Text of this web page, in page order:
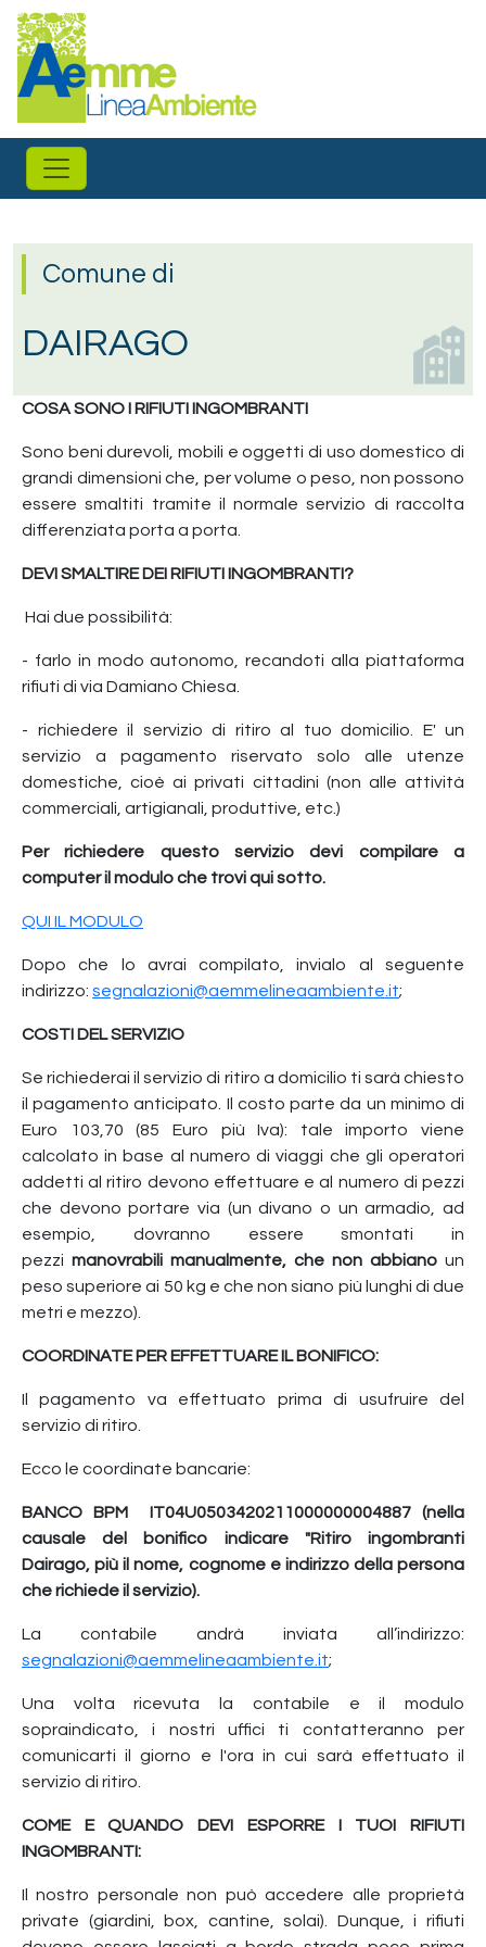
Salta al contenuto principale
Comune di
DAIRAGO
COSA SONO I RIFIUTI INGOMBRANTI
Sono beni durevoli, mobili e oggetti di uso domestico di
grandi dimensioni che, per volume o peso, non possono
essere smaltiti tramite il normale servizio di raccolta
differenziata porta a porta.
DEVI SMALTIRE DEI RIFIUTI INGOMBRANTI?
Hai due possibilità:
- farlo in modo autonomo, recandoti alla piattaforma
rifiuti di via Damiano Chiesa.
- richiedere il servizio di ritiro al tuo domicilio. E' un
servizio a pagamento riservato solo alle utenze
domestiche, cioè ai privati cittadini (non alle attività
commerciali, artigianali, produttive, etc.)
Per richiedere questo servizio devi compilare a
computer il modulo che trovi qui sotto.
QUI IL MODULO
Dopo che lo avrai compilato, invialo al seguente
indirizzo: segnalazioni@aemmelineaambiente.it;
COSTI DEL SERVIZIO
Se richiederai il servizio di ritiro a domicilio ti sarà chiesto
il pagamento anticipato. Il costo parte da un minimo di
Euro 103,70 (85 Euro più Iva): tale importo viene
calcolato in base al numero di viaggi che gli operatori
addetti al ritiro devono effettuare e al numero di pezzi
che devono portare via (un divano o un armadio, ad
esempio, dovranno essere smontati in
pezzi manovrabili manualmente, che non abbiano un
peso superiore ai 50 kg e che non siano più lunghi di due
metri e mezzo).
COORDINATE PER EFFETTUARE IL BONIFICO:
Il pagamento va effettuato prima di usufruire del
servizio di ritiro.
Ecco le coordinate bancarie:
BANCO BPM IT04U0503420211000000004887 (nella
causale del bonifico indicare "Ritiro ingombranti
Dairago, più il nome, cognome e indirizzo della persona
che richiede il servizio).
La contabile andrà inviata all’indirizzo:
segnalazioni@aemmelineaambiente.it;
Una volta ricevuta la contabile e il modulo
sopraindicato, i nostri uffici ti contatteranno per
comunicarti il giorno e l'ora in cui sarà effettuato il
servizio di ritiro.
COME E QUANDO DEVI ESPORRE I TUOI RIFIUTI
INGOMBRANTI:
Il nostro personale non può accedere alle proprietà
private (giardini, box, cantine, solai). Dunque, i rifiuti